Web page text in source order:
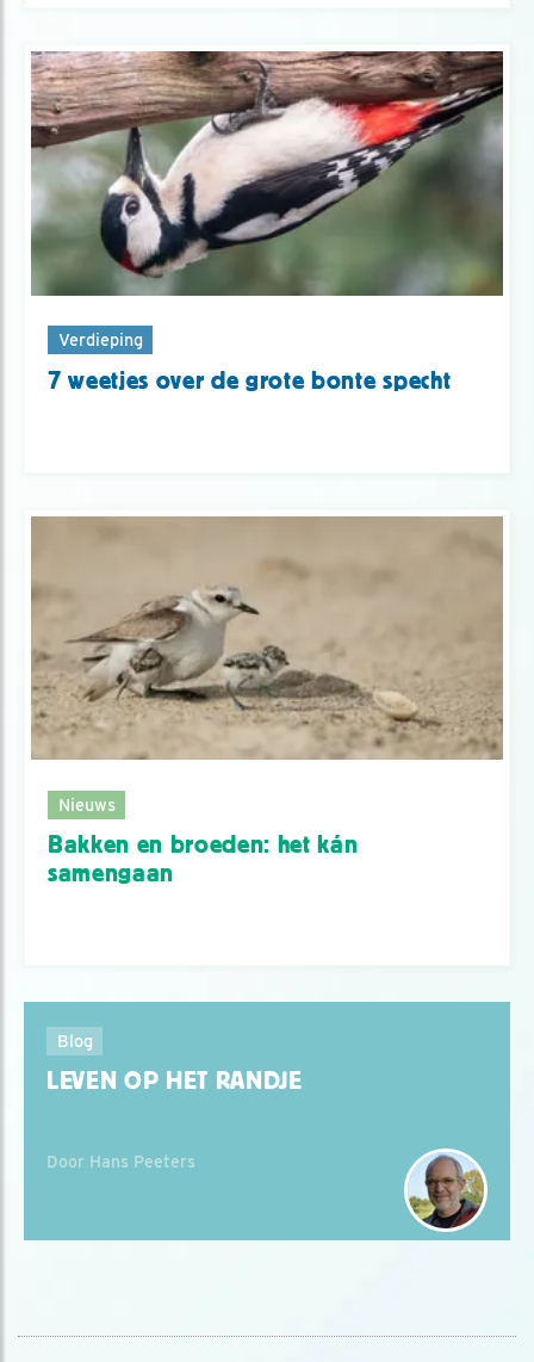
Verdieping
7 weetjes over de grote bonte specht
Nieuws
Bakken en broeden: het kán
samengaan
Blog
LEVEN OP HET RANDJE
Door Hans Peeters